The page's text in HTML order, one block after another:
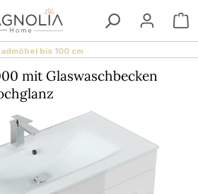
bis 100 cm
mit Glaswaschbecken